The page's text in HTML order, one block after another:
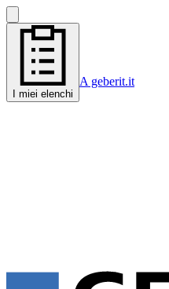
I miei elenchi
A geberit.it